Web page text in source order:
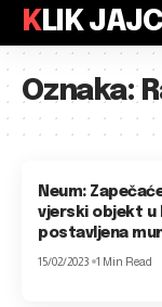
KLIK
Oznaka:
Neum:
vjerski objekt u
postavljena
15/02/2023 1 Min Read